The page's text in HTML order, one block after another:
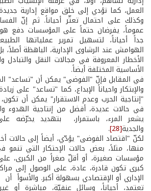
العمل، كما تؤدي إلى خلق مواقع إدارية
وكذلك على احتمال تعثّر أحياناً. ثم إنّ
عموماً، يفرضان حتماً على المؤسسات دفع
جداً أحياناً، لتسهيل تمرير عملياتها
الهوامش عند الرشاوى الإدارية، الباهظة أصلاً،
الأخطار المعروفة في مجالات النقل والتبادل
الأساسية المختلفة أيضاً.
في المقابل فإنّ "الفوضى" يمكن أن "تساعد"
والإبتكار واحياناً الإبداع، كما "تساعد" على
"إنتاجية الحرب وعدم الاستقرار" يمكن أن
في حالات عديدة، أفضل من إنتاجية الهدوء
يشعر المرء، باستمرار، بتهديد يحرّضه
والجدية[28]
.
لكنّ "اقتصاد الفوضى" يؤدّي، أيضاً إلى حالات
منها، مثلاً، بعض حالات الإحتكار التي
مؤسسات صغيرة، أو أقلّ صغراً من الكبرى،
كبرى تكون قادرة، عادة، على الوصول إلى
الإداري أو الإقتصادي بسهولة أكبر. والأسوأ
تعتمد، أحياناً، وسائل عنفيّة، مباشرة أو